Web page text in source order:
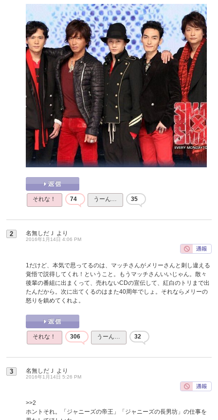
それな！ 74 うーん… 35
2 名無しだＪ より
2016年1月14日 4:06 PM
1だけど、本気で思ってるのは、マッチさんがメリーさんと刺し違える
覚悟で説得してくれ！ということ。もうマッチさんいいじゃん。散々
後輩の番組に出まくって、売れないCDの宣伝して、紅白のトリまで出
たんだから。次に出てくるのはまた40周年でしょ。それならメリーの
怒りを鎮めてくれよ。
それな！ 306 うーん… 32
3 名無しだＪ より
2016年1月14日 5:26 PM
>>2
ホントそれ。「ジャニーズの帝王」「ジャニーズの長男坊」の仕事を